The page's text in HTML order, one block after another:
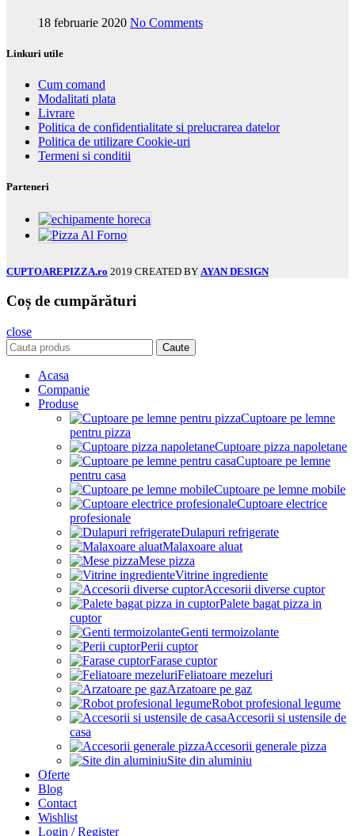
18 februarie 2020 No Comments
Linkuri utile
Cum comand
Modalitati plata
Livrare
Politica de confidentialitate si prelucrarea datelor
Politica de utilizare Cookie-uri
Termeni si conditii
Parteneri
CUPTOAREPIZZA.ro 2019 CREATED BY AYAN DESIGN
Coș de cumpărături
close
Caute
Acasa
Companie
Produse
Cuptoare pe lemne
pentru pizza
Cuptoare pizza napoletane
Cuptoare pe lemne
pentru casa
Cuptoare pe lemne mobile
Cuptoare electrice
profesionale
Dulapuri refrigerate
Malaxoare aluat
Mese pizza
Vitrine ingrediente
Accesorii diverse cuptor
Palete bagat pizza in
cuptor
Genti termoizolante
Perii cuptor
Farase cuptor
Feliatoare mezeluri
Arzatoare pe gaz
Robot profesional legume
Accesorii si ustensile de
casa
Accesorii generale pizza
Site din aluminiu
Oferte
Blog
Contact
Wishlist
Login / Register